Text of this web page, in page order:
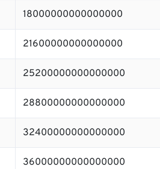
18000000000000000
21600000000000000
25200000000000000
28800000000000000
32400000000000000
36000000000000000